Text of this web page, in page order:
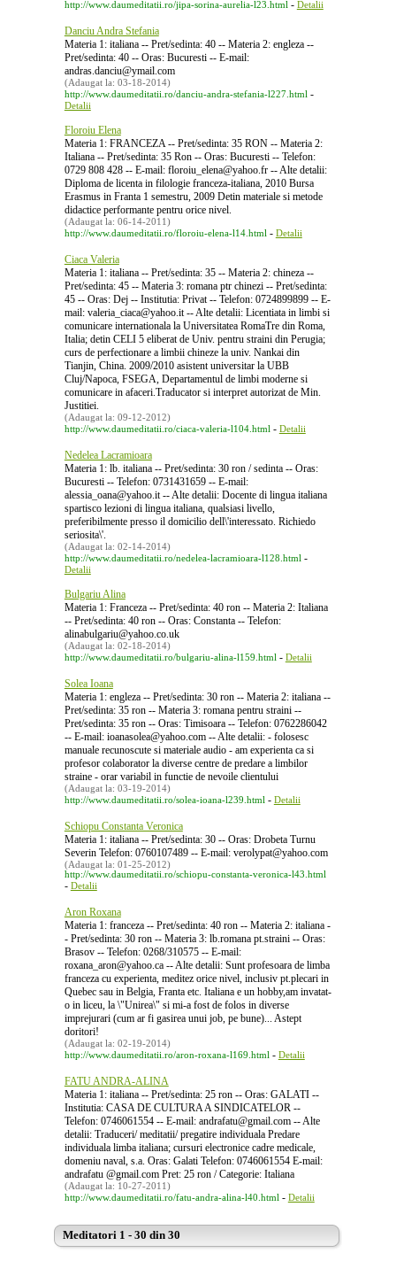
http://www.daumeditatii.ro/jipa-sorina-aurelia-l23.html- Detalii
Danciu Andra Stefania
Materia 1: italiana -- Pret/sedinta: 40 -- Materia 2: engleza --
Pret/sedinta: 40 -- Oras: Bucuresti -- E-mail:
andras.danciu@ymail.com
(Adaugat la: 03-18-2014)
http://www.daumeditatii.ro/danciu-andra-stefania-l227.html-
Detalii
Floroiu Elena
Materia 1: FRANCEZA -- Pret/sedinta: 35 RON -- Materia 2:
Italiana -- Pret/sedinta: 35 Ron -- Oras: Bucuresti -- Telefon:
0729 808 428 -- E-mail: floroiu_elena@yahoo.fr -- Alte detalii:
Diploma de licenta in filologie franceza-italiana, 2010 Bursa
Erasmus in Franta 1 semestru, 2009 Detin materiale si metode
didactice performante pentru orice nivel.
(Adaugat la: 06-14-2011)
http://www.daumeditatii.ro/floroiu-elena-l14.html- Detalii
Ciaca Valeria
Materia 1: italiana -- Pret/sedinta: 35 -- Materia 2: chineza --
Pret/sedinta: 45 -- Materia 3: romana ptr chinezi -- Pret/sedinta:
45 -- Oras: Dej -- Institutia: Privat -- Telefon: 0724899899 -- E-
mail: valeria_ciaca@yahoo.it -- Alte detalii: Licentiata in limbi si
comunicare internationala la Universitatea RomaTre din Roma,
Italia; detin CELI 5 eliberat de Univ. pentru straini din Perugia;
curs de perfectionare a limbii chineze la univ. Nankai din
Tianjin, China. 2009/2010 asistent universitar la UBB
Cluj/Napoca, FSEGA, Departamentul de limbi moderne si
comunicare in afaceri.Traducator si interpret autorizat de Min.
Justitiei.
(Adaugat la: 09-12-2012)
http://www.daumeditatii.ro/ciaca-valeria-l104.html- Detalii
Nedelea Lacramioara
Materia 1: lb. italiana -- Pret/sedinta: 30 ron / sedinta -- Oras:
Bucuresti -- Telefon: 0731431659 -- E-mail:
alessia_oana@yahoo.it -- Alte detalii: Docente di lingua italiana
spartisco lezioni di lingua italiana, qualsiasi livello,
preferibilmente presso il domicilio dell\'interessato. Richiedo
seriosita\'.
(Adaugat la: 02-14-2014)
http://www.daumeditatii.ro/nedelea-lacramioara-l128.html-
Detalii
Bulgariu Alina
Materia 1: Franceza -- Pret/sedinta: 40 ron -- Materia 2: Italiana
-- Pret/sedinta: 40 ron -- Oras: Constanta -- Telefon:
alinabulgariu@yahoo.co.uk
(Adaugat la: 02-18-2014)
http://www.daumeditatii.ro/bulgariu-alina-l159.html- Detalii
Solea Ioana
Materia 1: engleza -- Pret/sedinta: 30 ron -- Materia 2: italiana --
Pret/sedinta: 35 ron -- Materia 3: romana pentru straini --
Pret/sedinta: 35 ron -- Oras: Timisoara -- Telefon: 0762286042
-- E-mail: ioanasolea@yahoo.com -- Alte detalii: - folosesc
manuale recunoscute si materiale audio - am experienta ca si
profesor colaborator la diverse centre de predare a limbilor
straine - orar variabil in functie de nevoile clientului
(Adaugat la: 03-19-2014)
http://www.daumeditatii.ro/solea-ioana-l239.html- Detalii
Schiopu Constanta Veronica
Materia 1: italiana -- Pret/sedinta: 30 -- Oras: Drobeta Turnu
Severin Telefon: 0760107489 -- E-mail: verolypat@yahoo.com
(Adaugat la: 01-25-2012)
http://www.daumeditatii.ro/schiopu-constanta-veronica-l43.html
- Detalii
Aron Roxana
Materia 1: franceza -- Pret/sedinta: 40 ron -- Materia 2: italiana -
- Pret/sedinta: 30 ron -- Materia 3: lb.romana pt.straini -- Oras:
Brasov -- Telefon: 0268/310575 -- E-mail:
roxana_aron@yahoo.ca -- Alte detalii: Sunt profesoara de limba
franceza cu experienta, meditez orice nivel, inclusiv pt.plecari in
Quebec sau in Belgia, Franta etc. Italiana e un hobby,am invatat-
o in liceu, la \"Unirea\" si mi-a fost de folos in diverse
imprejurari (cum ar fi gasirea unui job, pe bune)... Astept
doritori!
(Adaugat la: 02-19-2014)
http://www.daumeditatii.ro/aron-roxana-l169.html- Detalii
FATU ANDRA-ALINA
Materia 1: italiana -- Pret/sedinta: 25 ron -- Oras: GALATI --
Institutia: CASA DE CULTURA A SINDICATELOR --
Telefon: 0746061554 -- E-mail: andrafatu@gmail.com -- Alte
detalii: Traduceri/ meditatii/ pregatire individuala Predare
individuala limba italiana; cursuri electronice cadre medicale,
domeniu naval, s.a. Oras: Galati Telefon: 0746061554 E-mail:
andrafatu @gmail.com Pret: 25 ron / Categorie: Italiana
(Adaugat la: 10-27-2011)
http://www.daumeditatii.ro/fatu-andra-alina-l40.html- Detalii
Meditatori 1 - 30 din 30